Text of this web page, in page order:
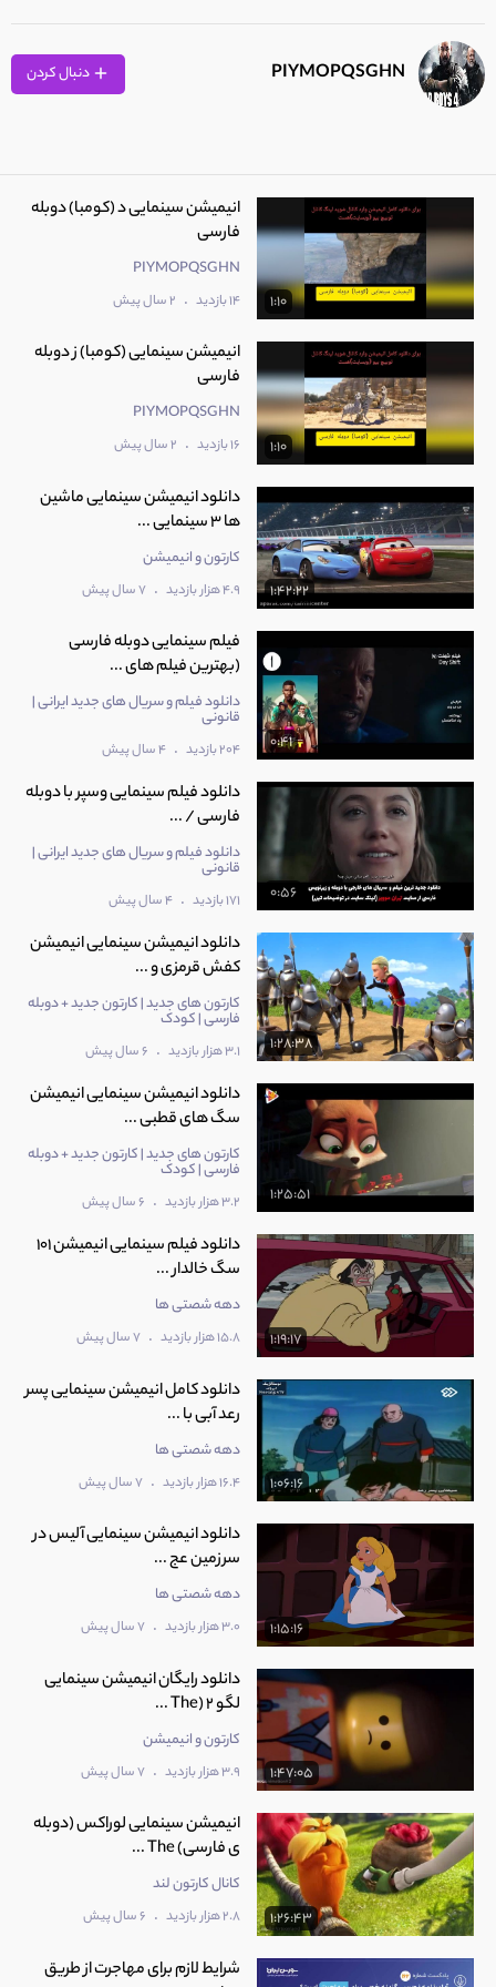
PIYMOPQSGHN
1:10
انیمیشن سینمایی د (کومبا) دوبله
فارسی
PIYMOPQSGHN
14 بازدید . 2 سال پیش
1:10
انیمیشن سینمایی (کومبا) ز دوبله
فارسی
PIYMOPQSGHN
16 بازدید . 2 سال پیش
1:42:22
دانلود انیمیشن سینمایی ماشین
ها 3 سینمایی ...
کارتون و انیمیشن
4.9 هزار بازدید . 7 سال پیش
0:41
فیلم سینمایی دوبله فارسی
(بهترین فیلم های ...
دانلود فیلم و سریال های جدید ایرانی |
قانونی
204 بازدید . 4 سال پیش
0:56
دانلود فیلم سینمایی وسپر با دوبله
فارسی / ...
دانلود فیلم و سریال های جدید ایرانی |
قانونی
171 بازدید . 4 سال پیش
1:28:38
دانلود انیمیشن سینمایی انیمیشن
کفش قرمزی و ...
کارتون های جدید | کارتون جدید + دوبله
فارسی | کودک
3.1 هزار بازدید . 6 سال پیش
1:25:51
دانلود انیمیشن سینمایی انیمیشن
سگ های قطبی ...
کارتون های جدید | کارتون جدید + دوبله
فارسی | کودک
3.2 هزار بازدید . 6 سال پیش
1:19:17
دانلود فیلم سینمایی انیمیشن 101
سگ خالدار ...
دهه شصتی ها
15.8 هزار بازدید . 7 سال پیش
1:06:16
دانلود کامل انیمیشن سینمایی پسر
رعد آبی با ...
دهه شصتی ها
16.4 هزار بازدید . 7 سال پیش
1:15:16
دانلود انیمیشن سینمایی آلیس در
سرزمین عج ...
دهه شصتی ها
3.0 هزار بازدید . 7 سال پیش
1:47:05
دانلود رایگان انیمیشن سینمایی
لگو 2 (The ...
کارتون و انیمیشن
3.9 هزار بازدید . 7 سال پیش
1:26:43
انیمیشن سینمایی لوراکس (دوبله
ی فارسی) The ...
کانال کارتون لند
2.8 هزار بازدید . 6 سال پیش
شرایط لازم برای مهاجرت از طریق